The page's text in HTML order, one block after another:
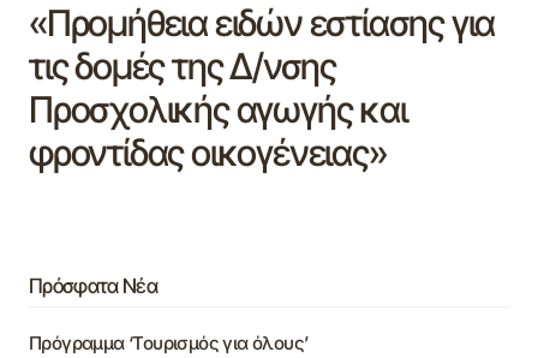
«Προμήθεια ειδών εστίασης για
τις δομές της Δ/νσης
Προσχολικής αγωγής και
φροντίδας οικογένειας»
Πρόσφατα Νέα
Πρόγραμμα ‘Τουρισμός για όλους’